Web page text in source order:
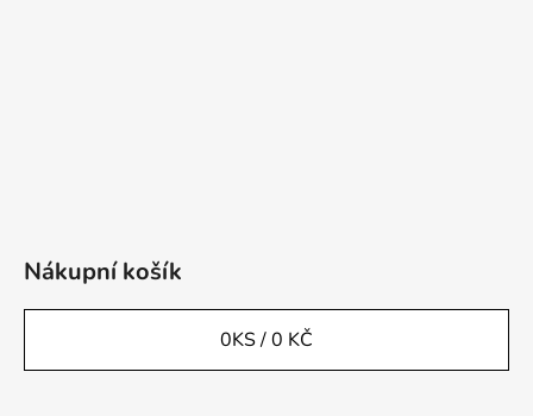
Nákupní košík
0KS /0 KČ